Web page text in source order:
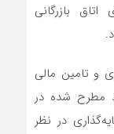
بازرگانی
و تامین مالی
مطرح شده در
در نظر